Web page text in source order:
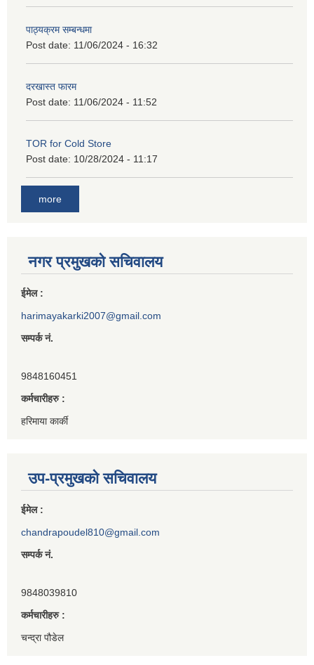
पाठ्यक्रम सम्बन्धमा
Post date: 11/06/2024 - 16:32
दरखास्त फारम
Post date: 11/06/2024 - 11:52
TOR for Cold Store
Post date: 10/28/2024 - 11:17
more
नगर प्रमुखको सचिवालय
ईमेल :
harimayakarki2007@gmail.com
सम्पर्क नं.
9848160451
कर्मचारीहरु :
हरिमाया कार्की
उप-प्रमुखको सचिवालय
ईमेल :
chandrapoudel810@gmail.com
सम्पर्क नं.
9848039810
कर्मचारीहरु :
चन्द्रा पौडेल